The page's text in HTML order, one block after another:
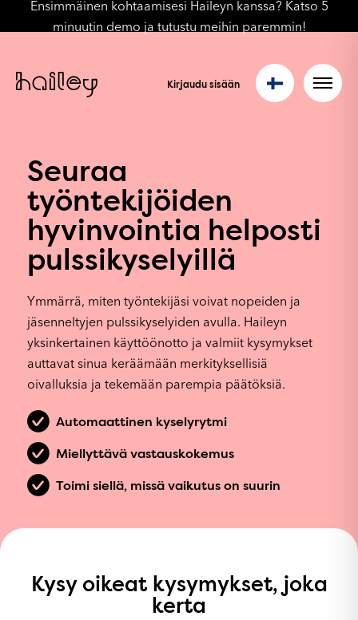
Ensimmäinen kohtaamisesi Haileyn kanssa? Katso 5
minuutin demo ja tutustu meihin paremmin!
Kirjaudu sisään
Seuraa
työntekijöiden
hyvinvointia helposti
pulssikyselyillä
Ymmärrä, miten työntekijäsi voivat nopeiden ja
jäsenneltyjen pulssikyselyiden avulla. Haileyn
yksinkertainen käyttöönotto ja valmiit kysymykset
auttavat sinua keräämään merkityksellisiä
oivalluksia ja tekemään parempia päätöksiä.
Automaattinen kyselyrytmi
Miellyttävä vastauskokemus
Toimi siellä, missä vaikutus on suurin
Kysy oikeat kysymykset, joka
kerta